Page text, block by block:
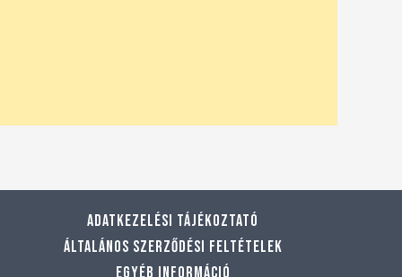
Adatkezelési tájékoztató
Általános szerződési feltételek
Egyéb információ